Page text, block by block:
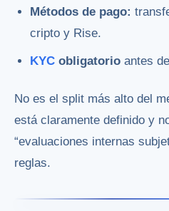
Métodos de pago:
cripto y Rise.
KYC obligatorio antes
No es el split más alto del
está claramente definido y
“evaluaciones internas
reglas.